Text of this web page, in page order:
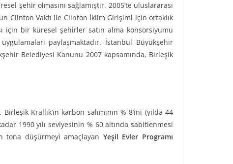
şehir olmasını sağlamıştır. 2005’te uluslararası
Clinton Vakfı ile Clinton İklim Girişimi için ortaklık
için bir küresel şehirler satın alma konsorsiyumu
paylaşmaktadır. İstanbul Büyükşehir
Belediyesi Kanunu 2007 kapsamında, Birleşik
Krallık’ın karbon salımının % 8’ini (yılda 44
1990 yılı seviyesinin % 60 altında sabitlenmesi
tona düşürmeyi amaçlayan Yeşil Evler Programı